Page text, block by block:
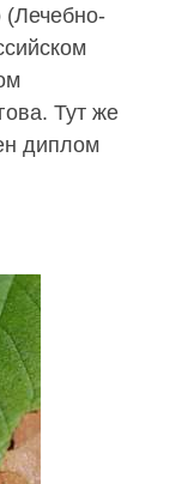
(Лечебно-
Тут же
диплом